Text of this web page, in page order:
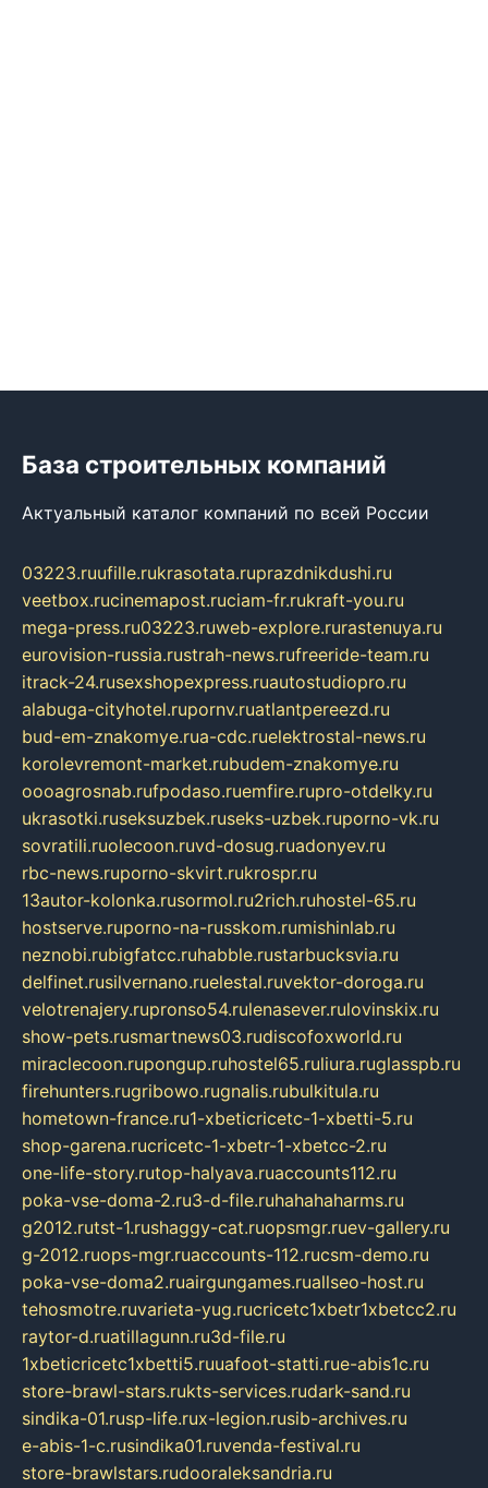
База строительных компаний
Актуальный каталог компаний по всей России
03223.ruufille.rukrasotata.ruprazdnikdushi.ru
veetbox.rucinemapost.ruciam-fr.rukraft-you.ru
mega-press.ru03223.ruweb-explore.rurastenuya.ru
eurovision-russia.rustrah-news.rufreeride-team.ru
itrack-24.rusexshopexpress.ruautostudiopro.ru
alabuga-cityhotel.rupornv.ruatlantpereezd.ru
bud-em-znakomye.rua-cdc.ruelektrostal-news.ru
korolevremont-market.rubudem-znakomye.ru
oooagrosnab.rufpodaso.ruemfire.rupro-otdelky.ru
ukrasotki.ruseksuzbek.ruseks-uzbek.ruporno-vk.ru
sovratili.ruolecoon.ruvd-dosug.ruadonyev.ru
rbc-news.ruporno-skvirt.rukrospr.ru
13autor-kolonka.rusormol.ru2rich.ruhostel-65.ru
hostserve.ruporno-na-russkom.rumishinlab.ru
neznobi.rubigfatcc.ruhabble.rustarbucksvia.ru
delfinet.rusilvernano.ruelestal.ruvektor-doroga.ru
velotrenajery.rupronso54.rulenasever.rulovinskix.ru
show-pets.rusmartnews03.rudiscofoxworld.ru
miraclecoon.rupongup.ruhostel65.ruliura.ruglasspb.ru
firehunters.rugribowo.rugnalis.rubulkitula.ru
hometown-france.ru1-xbeticricetc-1-xbetti-5.ru
shop-garena.rucricetc-1-xbetr-1-xbetcc-2.ru
one-life-story.rutop-halyava.ruaccounts112.ru
poka-vse-doma-2.ru3-d-file.ruhahahaharms.ru
g2012.rutst-1.rushaggy-cat.ruopsmgr.ruev-gallery.ru
g-2012.ruops-mgr.ruaccounts-112.rucsm-demo.ru
poka-vse-doma2.ruairgungames.ruallseo-host.ru
tehosmotre.ruvarieta-yug.rucricetc1xbetr1xbetcc2.ru
raytor-d.ruatillagunn.ru3d-file.ru
1xbeticricetc1xbetti5.ruuafoot-statti.rue-abis1c.ru
store-brawl-stars.rukts-services.rudark-sand.ru
sindika-01.rusp-life.rux-legion.rusib-archives.ru
e-abis-1-c.rusindika01.ruvenda-festival.ru
store-brawlstars.rudooraleksandria.ru